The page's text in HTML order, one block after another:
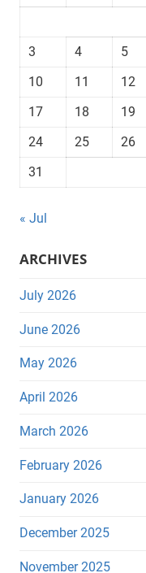
3
4 5
10
11 12
17
18 19
24
25 26
31
« Jul
ARCHIVES
July 2026
June 2026
May 2026
April 2026
March 2026
February 2026
January 2026
December 2025
November 2025